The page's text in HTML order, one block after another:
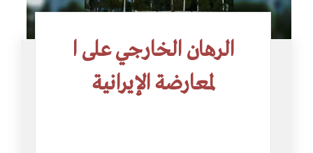
الرهان الخارجي على ا
لمعارضة الإيرانية